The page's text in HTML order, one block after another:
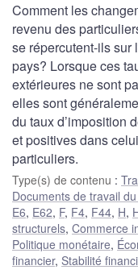
Comment les
revenu des
se répercutent-ils sur
pays? Lorsque ces
extérieures ne sont
elles sont
du taux d’imposition
et positives dans
particuliers.
Type(s) de contenu :
Documents de travail
E6, E62, F, F4, F44, H,
structurels, Commerce
Politique monétaire,
financier, Stabilité